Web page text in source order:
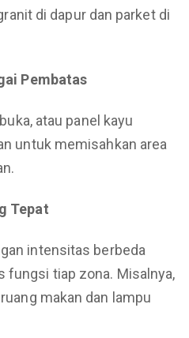
di dapur dan parket di
Pembatas
atau panel kayu
untuk memisahkan area
Tepat
intensitas berbeda
fungsi tiap zona. Misalnya,
makan dan lampu